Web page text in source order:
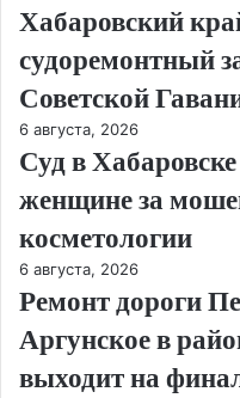
Хабаровский
судоремонтный
Советской
6 августа, 2026
Суд в
женщине за
косметологии
6 августа, 2026
Ремонт дороги
Аргунское в
выходит на